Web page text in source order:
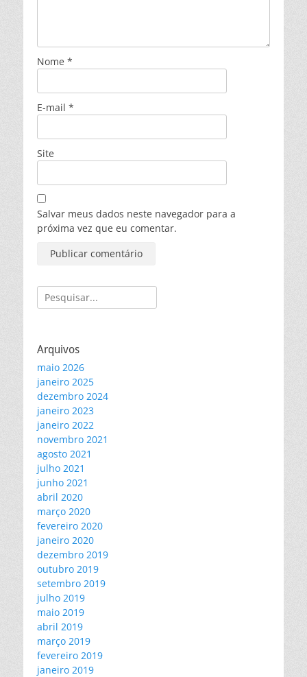
Nome *
E-mail *
Site
Salvar meus dados neste navegador para a
próxima vez que eu comentar.
Pesquisar
por:
Arquivos
maio 2026
janeiro 2025
dezembro 2024
janeiro 2023
janeiro 2022
novembro 2021
agosto 2021
julho 2021
junho 2021
abril 2020
março 2020
fevereiro 2020
janeiro 2020
dezembro 2019
outubro 2019
setembro 2019
julho 2019
maio 2019
abril 2019
março 2019
fevereiro 2019
janeiro 2019